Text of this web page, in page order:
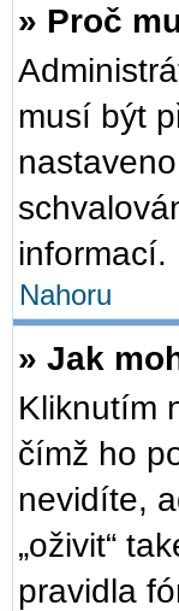
» Proč
musí být
informací.
Nahoru
» Jak
Kliknutím
čímž ho
nevidíte,
„oživit“
pravidla